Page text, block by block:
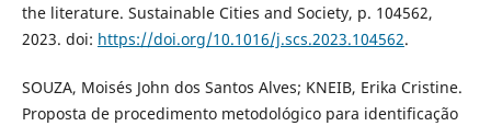
the literature. Sustainable Cities and Society, p. 104562,
2023. doi: https://doi.org/10.1016/j.scs.2023.104562.
SOUZA, Moisés John dos Santos Alves; KNEIB, Erika Cristine.
Proposta de procedimento metodológico para identificação